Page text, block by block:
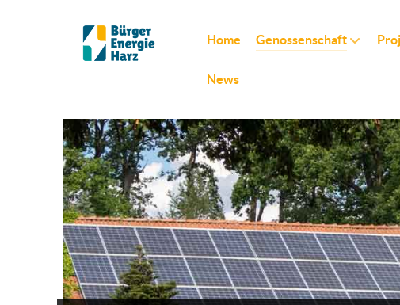
Home Genossenschaft
News